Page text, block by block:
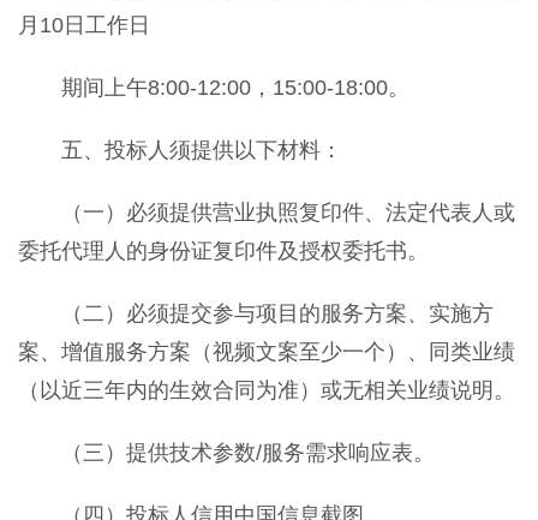
月10日工作日
期间上午8:00-12:00，15:00-18:00。
五、投标人须提供以下材料：
（一）必须提供营业执照复印件、法定代表人或
委托代理人的身份证复印件及授权委托书。
（二）必须提交参与项目的服务方案、实施方
案、增值服务方案（视频文案至少一个）、同类业绩
（以近三年内的生效合同为准）或无相关业绩说明。
（三）提供技术参数/服务需求响应表。
（四）投标人信用中国信息截图。